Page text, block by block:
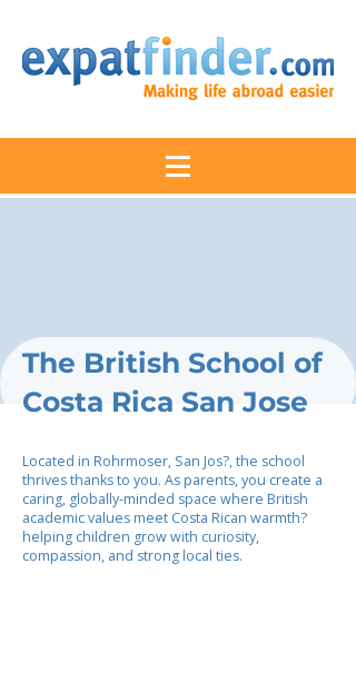
The British School of
Costa Rica San Jose
Located in Rohrmoser, San Jos?, the school
thrives thanks to you. As parents, you create a
caring, globally-minded space where British
academic values meet Costa Rican warmth?
helping children grow with curiosity,
compassion, and strong local ties.